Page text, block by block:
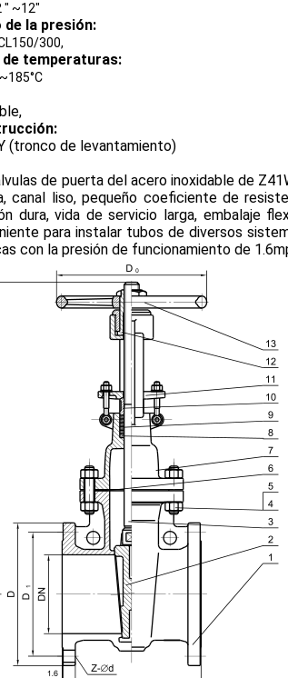
" ~12"
de la presión:
300,
de temperaturas:
(tronco de levantamiento)
de puerta del acero inoxidable de
canal liso, pequeño coeficiente de
dura, vida de servicio larga, embalaje
para instalar tubos de diversos
con la presión de funcionamiento de